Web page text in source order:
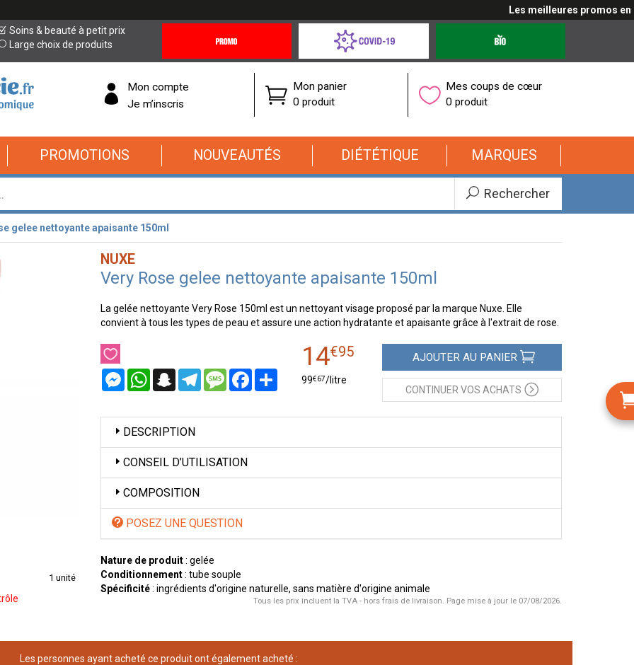
Les meilleures promos en
Soins & beauté à petit prix
Large choix de produits
Offres
Coronavirus
Mon compte
Je m’inscris
Mon panier
0 produit
Mes coups de cœur
0 produit
PROMOTIONS NOUVEAUTÉS DIÉTÉTIQUE MARQUES
Rechercher
gelee nettoyante apaisante 150ml
1 unité
NUXE
Very Rose gelee nettoyante apaisante 150ml
La gelée nettoyante Very Rose 150ml est un nettoyant visage proposé par la marque Nuxe. Elle
convient à tous les types de peau et assure une action hydratante et apaisante grâce à l'extrait de rose.
MessengerWhatsAppSnapchatTelegramMessageFacebookPartager
14€95
99€67/litre
AJOUTER AU PANIER
CONTINUER VOS ACHATS
DESCRIPTION
CONSEIL D’UTILISATION
COMPOSITION
POSEZ UNE QUESTION
Nature de produit: gelée
Conditionnement: tube souple
Spécificité: ingrédients d'origine naturelle, sans matière d'origine animale
Tous les prix incluent la TVA - hors frais de livraison. Page mise à jour le 07/08/2026.
Les personnes ayant acheté ce produit ont également acheté :